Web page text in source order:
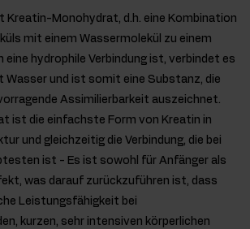
Kreatin-Monohydrat, d.h. eine Kombination
mit einem Wassermolekül zu einem
eine hydrophile Verbindung ist, verbindet es
Wasser und ist somit eine Substanz, die
Assimilierbarkeit auszeichnet.
ist die einfachste Form von Kreatin in
und gleichzeitig die Verbindung, die bei
ist - Es ist sowohl für Anfänger als
was darauf zurückzuführen ist, dass
Leistungsfähigkeit bei
kurzen, sehr intensiven körperlichen